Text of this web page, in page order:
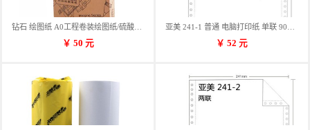
钻石 绘图纸 A0工程卷装绘图纸/硫酸纸 50m卷装 914*50MM/卷
￥ 50 元 ￥ 52元